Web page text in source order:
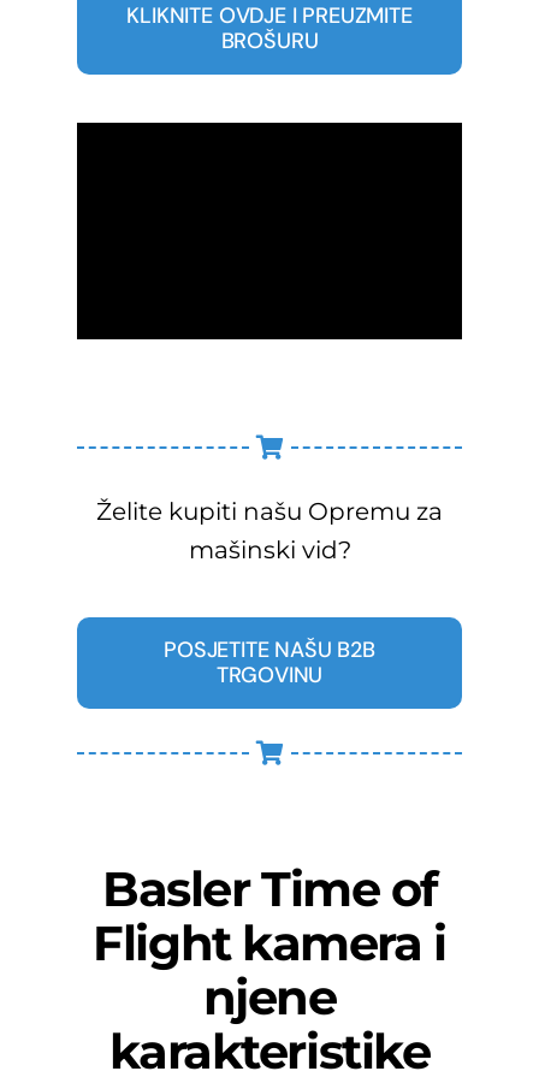
KLIKNITE OVDJE I PREUZMITE
BROŠURU
Želite kupiti našu Opremu za
mašinski vid?
POSJETITE NAŠU B2B
TRGOVINU
Basler Time of
Flight kamera i
njene
karakteristike